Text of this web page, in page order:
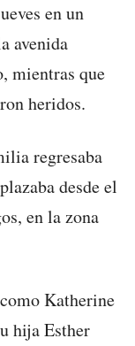
en un
avenida
mientras que
heridos.
regresaba
desde el
en la zona
Katherine
hija Esther